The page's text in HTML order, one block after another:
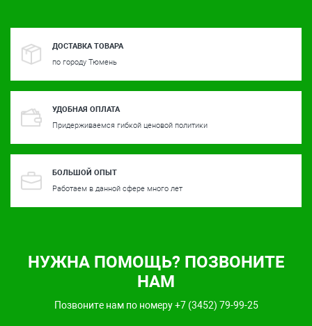
ДОСТАВКА ТОВАРА
по городу Тюмень
УДОБНАЯ ОПЛАТА
Придерживаемся гибкой ценовой политики
БОЛЬШОЙ ОПЫТ
Работаем в данной сфере много лет
НУЖНА ПОМОЩЬ? ПОЗВОНИТЕ
НАМ
Позвоните нам по номеру +7 (3452) 79-99-25